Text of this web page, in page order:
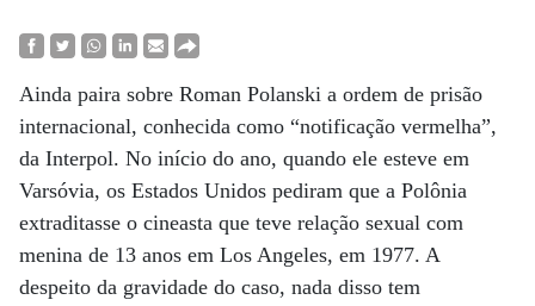
Ainda paira sobre Roman Polanski a ordem de prisão
internacional, conhecida como “notificação vermelha”,
da Interpol. No início do ano, quando ele esteve em
Varsóvia, os Estados Unidos pediram que a Polônia
extraditasse o cineasta que teve relação sexual com
menina de 13 anos em Los Angeles, em 1977. A
despeito da gravidade do caso, nada disso tem